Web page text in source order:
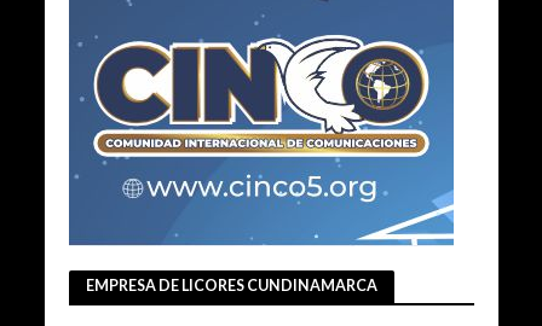
EMPRESA DE LICORES CUNDINAMARCA